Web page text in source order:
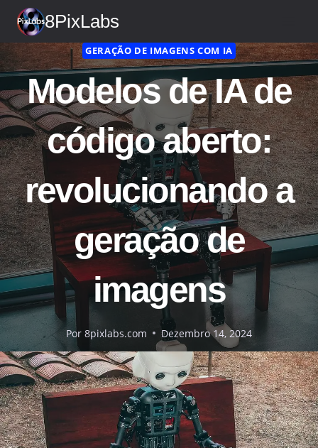
Saltar
para
o
conteúdo
8PixLabs
GERAÇÃO DE IMAGENS COM IA
Modelos de IA de
código aberto:
revolucionando a
geração de
imagens
Por 8pixlabs.com Dezembro 14, 2024